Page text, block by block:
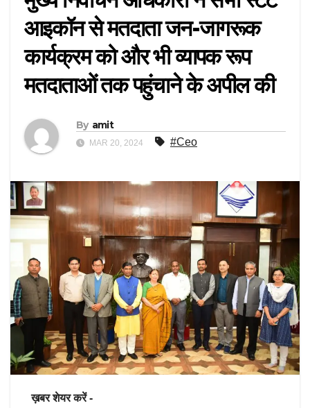
आइकॉन से मतदाता जन-जागरूक
कार्यक्रम को और भी व्यापक रूप
मतदाताओं तक पहुंचाने के अपील की
By amit
MAR 20, 2024 #Ceo
ख़बर शेयर करें -